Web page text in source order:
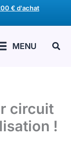
€ d'achat
MENU
circuit
!